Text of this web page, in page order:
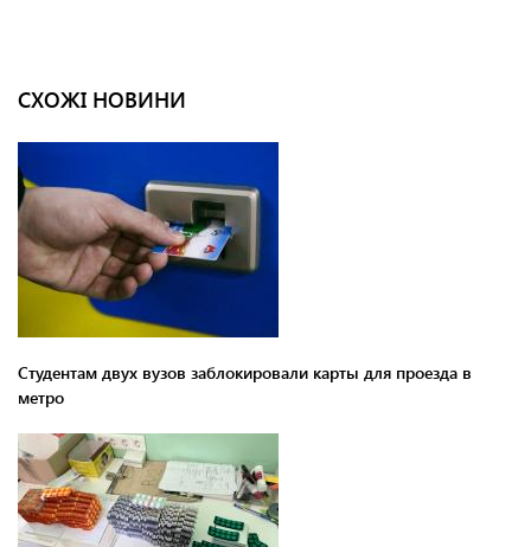
СХОЖІ НОВИНИ
Студентам двух вузов заблокировали карты для проезда в
метро